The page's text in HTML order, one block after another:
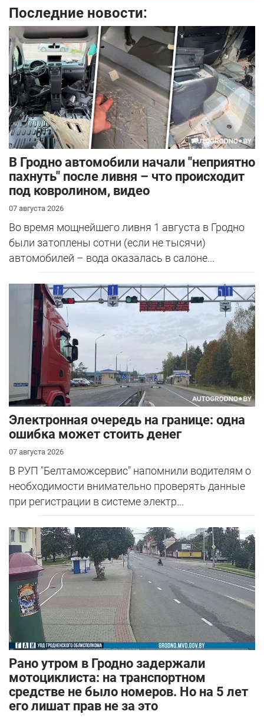
Последние новости:
В Гродно автомобили начали "неприятно
пахнуть" после ливня – что происходит
под ковролином, видео
07 августа 2026
Во время мощнейшего ливня 1 августа в Гродно
были затоплены сотни (если не тысячи)
автомобилей – вода оказалась в салоне...
Электронная очередь на границе: одна
ошибка может стоить денег
07 августа 2026
В РУП "Белтаможсервис" напомнили водителям о
необходимости внимательно проверять данные
при регистрации в системе электр...
Рано утром в Гродно задержали
мотоциклиста: на транспортном
средстве не было номеров. Но на 5 лет
его лишат прав не за это